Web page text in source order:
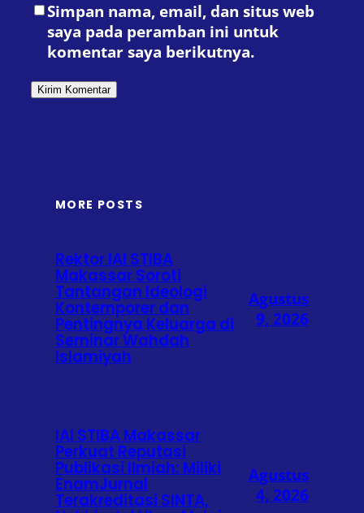
Simpan nama, email, dan situs web
saya pada peramban ini untuk
komentar saya berikutnya.
MORE POSTS
Rektor IAI STIBA
Makassar Soroti
Tantangan Ideologi
Kontemporer dan
Pentingnya Keluarga di
Seminar Wahdah
Islamiyah
Agustus
9, 2026
IAI STIBA Makassar
Perkuat Reputasi
Publikasi Ilmiah: Miliki
EnamJurnal
Terakreditasi SINTA,
Agustus
4, 2026